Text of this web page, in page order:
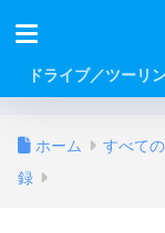
ドライブ／ツーリ
ホーム すべて
録